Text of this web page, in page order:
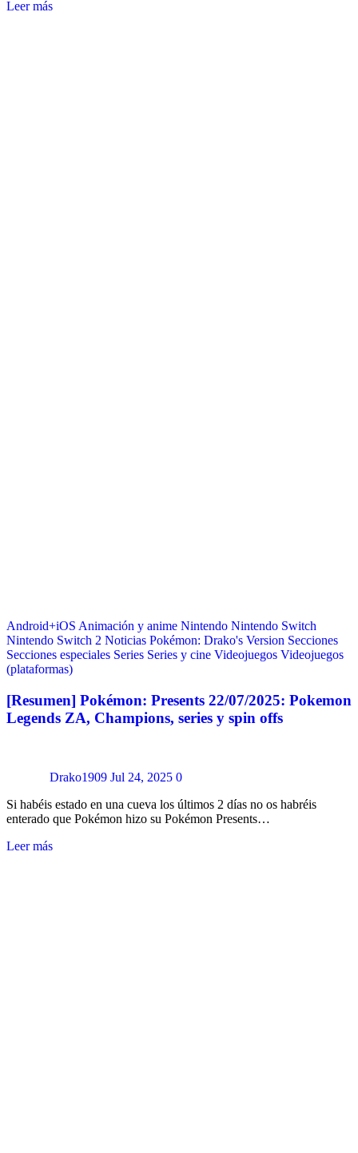
Leer más
Android+iOS Animación y anime Nintendo Nintendo Switch
Nintendo Switch 2 Noticias Pokémon: Drako's Version Secciones
Secciones especiales Series Series y cine Videojuegos Videojuegos
(plataformas)
[Resumen] Pokémon: Presents 22/07/2025: Pokemon
Legends ZA, Champions, series y spin offs
Drako1909 Jul 24, 2025 0
Si habéis estado en una cueva los últimos 2 días no os habréis
enterado que Pokémon hizo su Pokémon Presents…
Leer más